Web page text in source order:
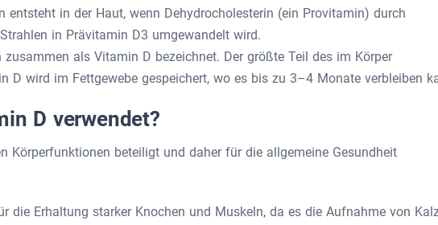
entsteht in der Haut, wenn Dehydrocholesterin (ein Provitamin) durch
in Prävitamin D3 umgewandelt wird.
zusammen als Vitamin D bezeichnet. Der größte Teil des im Körper
D wird im Fettgewebe gespeichert, wo es bis zu 3–4 Monate verbleiben
D verwendet?
Körperfunktionen beteiligt und daher für die allgemeine Gesundheit
die Erhaltung starker Knochen und Muskeln, da es die Aufnahme von